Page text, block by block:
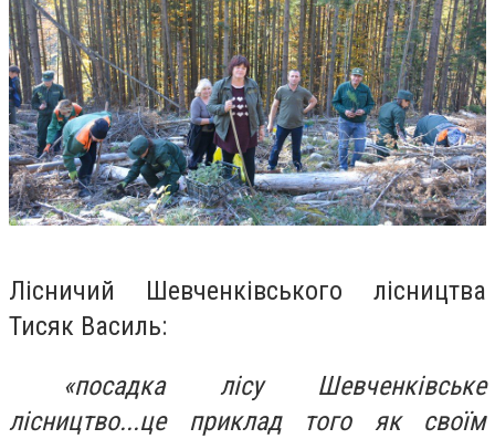
Лісничий Шевченківського лісництва
Тисяк Василь:
«посадка лісу Шевченківське
лісництво...це приклад того як своїм